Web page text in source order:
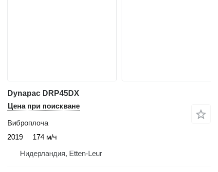
Dynapac DRP45DX
Цена при поискване
Виброплоча
2019
174 м/ч
Нидерландия, Etten-Leur